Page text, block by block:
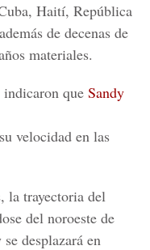
Haití, República
de decenas de
materiales.
indicaron que Sandy
velocidad en las
la trayectoria del
del noroeste de
desplazará en